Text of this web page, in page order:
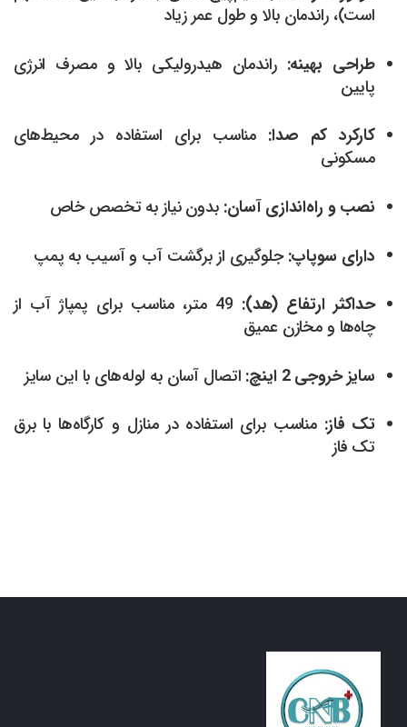
است)، راندمان بالا و طول عمر زیاد
طراحی بهینه: راندمان هیدرولیکی بالا و مصرف انرژی
پایین
کارکرد کم صدا: مناسب برای استفاده در محیط‌های
مسکونی
نصب و راه‌اندازی آسان: بدون نیاز به تخصص خاص
دارای سوپاپ:جلوگیری از برگشت آب و آسیب به پمپ
حداکثر ارتفاع (هد):
49 متر، مناسب برای پمپاژ آب از
چاه‌ها و مخازن عمیق
سایز خروجی 2 اینچ:
اتصال آسان به لوله‌های با این سایز
تک فاز: مناسب برای استفاده در منازل و کارگاه‌ها با برق
تک فاز